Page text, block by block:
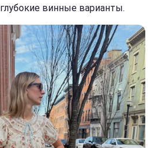
винные варианты.